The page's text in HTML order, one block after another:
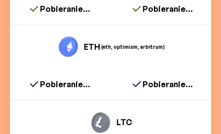
Pobieranie... Pobieranie...
ETH (eth, optimism, arbitrum)
Pobieranie... Pobieranie...
LTC